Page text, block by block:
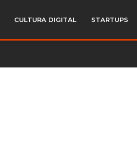
CULTURA DIGITAL STARTUPS